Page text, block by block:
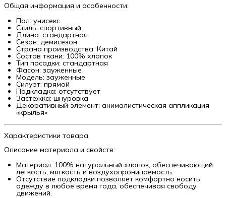
Общая информация и особенности:
Пол: унисекс
Стиль: спортивный
Длина: стандартная
Сезон: демисезон
Страна производства: Китай
Состав ткани: 100% хлопок
Тип посадки: стандартная
Фасон: зауженные
Модель: зауженные
Силуэт: прямой
Подкладка: отсутствует
Застежка: шнуровка
Декоративный элемент: анималистическая аппликация
«крылья»
Характеристики товара
Описание материала и свойств:
Материал: 100% натуральный хлопок, обеспечивающий
легкость, мягкость и воздухопроницаемость.
Отсутствие подкладки позволяет комфортно носить
одежду в любое время года, обеспечивая свободу
движений.